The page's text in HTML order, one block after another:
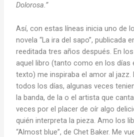
Dolorosa.”
Así, con estas líneas inicia uno de
novela “La ira del sapo”, publicada
reeditada tres años después. En
aquel libro (tanto como en los días
texto) me inspiraba el amor al jazz.
todos los días, algunas veces
la banda, de la o el artista que
veces por el placer de oír algo
quién interpreta la pieza. Amo los
“Almost blue”, de Chet Baker. Me